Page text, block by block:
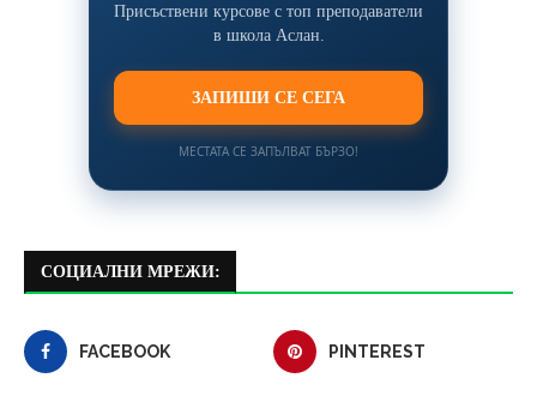
Присъствени курсове с топ преподаватели
в школа Аслан.
ЗАПИШИ СЕ СЕГА
МЕСТАТА СЕ ЗАПЪЛВАТ БЪРЗО!
СОЦИАЛНИ МРЕЖИ:
FACEBOOK PINTEREST